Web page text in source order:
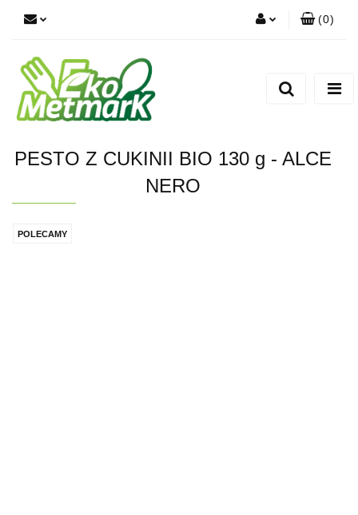
(0)
PESTO Z CUKINII BIO 130 g - ALCE
NERO
POLECAMY